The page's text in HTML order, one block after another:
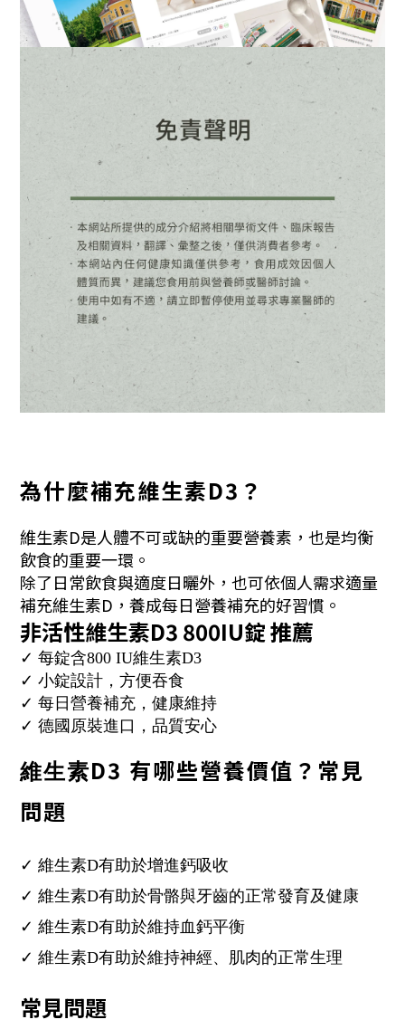
為什麼補充維生素D3？
維生素D是人體不可或缺的重要營養素，也是均衡
飲食的重要一環。
除了日常飲食與適度日曬外，也可依個人需求適量
補充維生素D，養成每日營養補充的好習慣。
非活性維生素D3 800IU錠 推薦
✓ 每錠含800 IU維生素D3
✓ 小錠設計，方便吞食
✓ 每日營養補充，健康維持
✓ 德國原裝進口，品質安心
維生素D3 有哪些營養價值？常見
問題
✓ 維生素D有助於增進鈣吸收
✓ 維生素D有助於骨骼與牙齒的正常發育及健康
✓ 維生素D有助於維持血鈣平衡
✓ 維生素D有助於維持神經、肌肉的正常生理
常見問題